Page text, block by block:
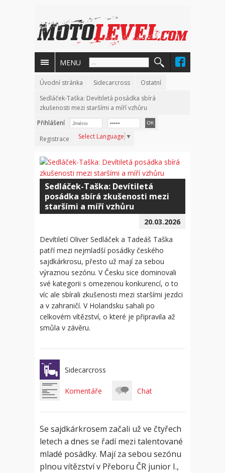
MENU
Úvodní stránka Sidecarcross
Ostatní
Sedláček-Taška: Devítiletá posádka sbírá
zkušenosti mezi staršími a míří vzhůru
Přihlášení
Registrace
Select Language ▼
Sedláček-Taška: Devítiletá
posádka sbírá zkušenosti mezi
staršími a míří vzhůru
20.03.2026
Devítiletí Oliver Sedláček a Tadeáš Taška
patří mezi nejmladší posádky českého
sajdkárkrosu, přesto už mají za sebou
výraznou sezónu. V Česku sice dominovali
své kategorii s omezenou konkurencí, o to
víc ale sbírali zkušenosti mezi staršími jezdci
a v zahraničí. V Holandsku sahali po
celkovém vítězství, o které je připravila až
smůla v závěru.
Sidecarcross
Komentáře Chat
Se sajdkárkrosem začali už ve čtyřech
letech a dnes se řadí mezi talentované
mladé posádky. Mají za sebou sezónu
plnou vítězství v Přeboru ČR junior I.,